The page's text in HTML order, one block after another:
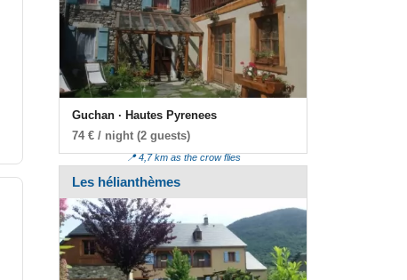
Guchan · Hautes Pyrenees
74 € / night (2 guests)
📍 4,7 km as the crow flies
Les hélianthèmes